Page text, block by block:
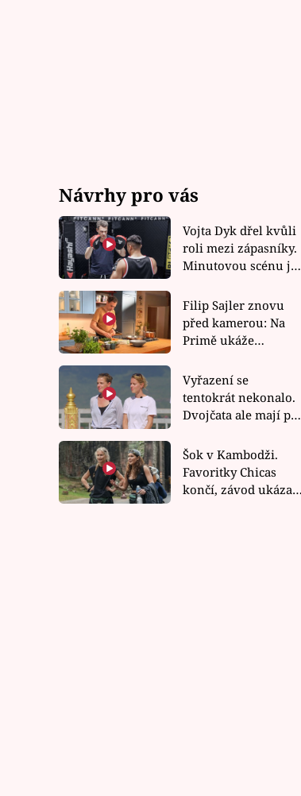
Návrhy pro vás
Vojta Dyk dřel kvůli
roli mezi zápasníky.
Minutovou scénu jel
Filip Sajler znovu
před kamerou: Na
Primě ukáže
rychlé recepty
Vyřazení se
tentokrát nekonalo.
Dvojčata ale mají po
závodu nůž na krku
Šok v Kambodži.
Favoritky Chicas
končí, závod ukázal